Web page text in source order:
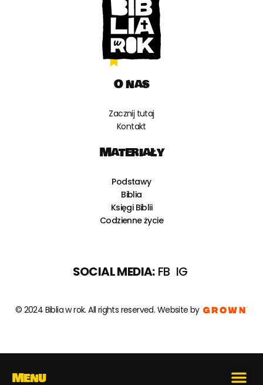
O nas
Zacznij tutaj
Kontakt
Materiały
Podstawy
Biblia
Księgi Biblii
Codzienne życie
SOCIAL MEDIA: FB IG
© 2024 Biblia w rok. All rights reserved. Website by
Menu